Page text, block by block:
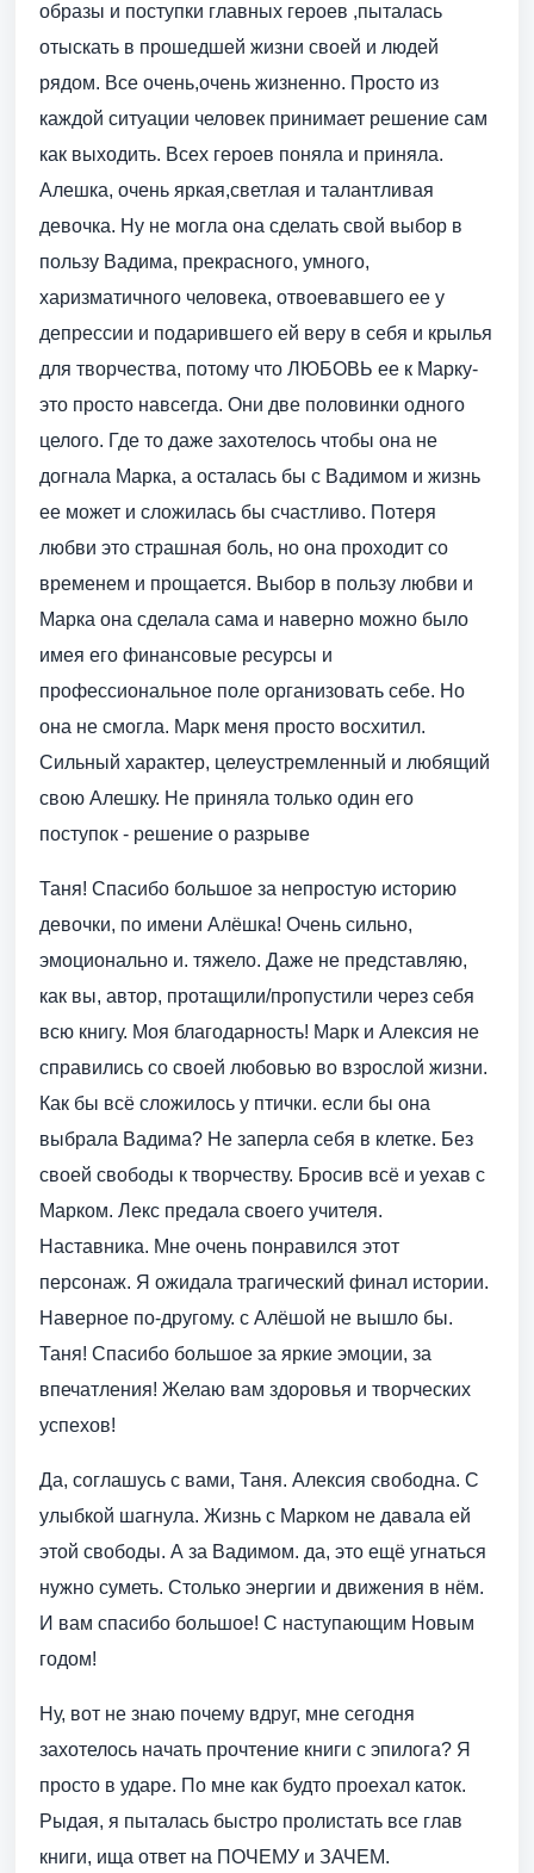
образы и поступки главных героев ,пыталась
отыскать в прошедшей жизни своей и людей
рядом. Все очень,очень жизненно. Просто из
каждой ситуации человек принимает решение сам
как выходить. Всех героев поняла и приняла.
Алешка, очень яркая,светлая и талантливая
девочка. Ну не могла она сделать свой выбор в
пользу Вадима, прекрасного, умного,
харизматичного человека, отвоевавшего ее у
депрессии и подарившего ей веру в себя и крылья
для творчества, потому что ЛЮБОВЬ ее к Марку-
это просто навсегда. Они две половинки одного
целого. Где то даже захотелось чтобы она не
догнала Марка, а осталась бы с Вадимом и жизнь
ее может и сложилась бы счастливо. Потеря
любви это страшная боль, но она проходит со
временем и прощается. Выбор в пользу любви и
Марка она сделала сама и наверно можно было
имея его финансовые ресурсы и
профессиональное поле организовать себе. Но
она не смогла. Марк меня просто восхитил.
Сильный характер, целеустремленный и любящий
свою Алешку. Не приняла только один его
поступок - решение о разрыве
Таня! Спасибо большое за непростую историю
девочки, по имени Алёшка! Очень сильно,
эмоционально и. тяжело. Даже не представляю,
как вы, автор, протащили/пропустили через себя
всю книгу. Моя благодарность! Марк и Алексия не
справились со своей любовью во взрослой жизни.
Как бы всё сложилось у птички. если бы она
выбрала Вадима? Не заперла себя в клетке. Без
своей свободы к творчеству. Бросив всё и уехав с
Марком. Лекс предала своего учителя.
Наставника. Мне очень понравился этот
персонаж. Я ожидала трагический финал истории.
Наверное по-другому. с Алёшой не вышло бы.
Таня! Спасибо большое за яркие эмоции, за
впечатления! Желаю вам здоровья и творческих
успехов!
Да, соглашусь с вами, Таня. Алексия свободна. С
улыбкой шагнула. Жизнь с Марком не давала ей
этой свободы. А за Вадимом. да, это ещё угнаться
нужно суметь. Столько энергии и движения в нём.
И вам спасибо большое! С наступающим Новым
годом!
Ну, вот не знаю почему вдруг, мне сегодня
захотелось начать прочтение книги с эпилога? Я
просто в ударе. По мне как будто проехал каток.
Рыдая, я пыталась быстро пролистать все глав
книги, ища ответ на ПОЧЕМУ и ЗАЧЕМ.